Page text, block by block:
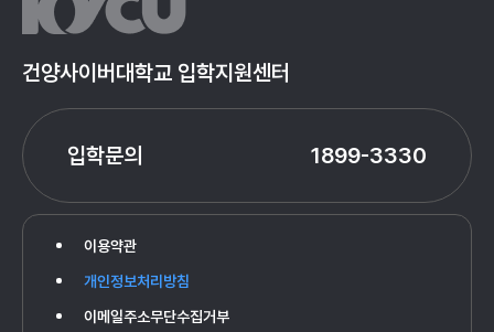
건양사이버대학교 입학지원센터
입학문의 1899-3330
이용약관
개인정보처리방침
이메일주소무단수집거부